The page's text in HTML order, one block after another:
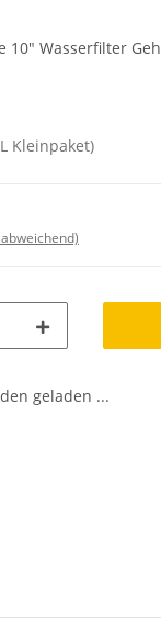
10" Wasserfilter
Kleinpaket)
geladen ...